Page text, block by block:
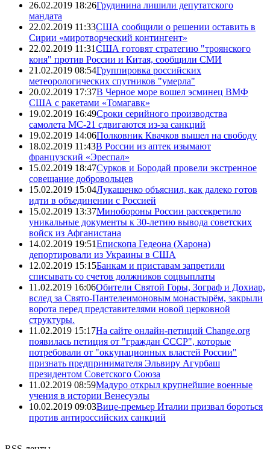
26.02.2019 18:26Грудинина лишили депутатского
мандата
22.02.2019 11:33США сообщили о решении оставить в
Сирии «миротворческий контингент»
22.02.2019 11:31США готовят стратегию "троянского
коня" против России и Китая, сообщили СМИ
21.02.2019 08:54Группировка российских
метеорологических спутников "умерла"
20.02.2019 17:37В Черное море вошел эсминец ВМФ
США с ракетами «Томагавк»
19.02.2019 16:49Сроки серийного производства
самолета МС-21 сдвигаются из-за санкций
19.02.2019 14:06Полковник Квачков вышел на свободу
18.02.2019 11:43В России из аптек изымают
французский «Эреспал»
15.02.2019 18:47Сурков и Бородай провели экстренное
совещание добровольцев
15.02.2019 15:04Лукашенко объяснил, как далеко готов
идти в объединении с Россией
15.02.2019 13:37Минобороны России рассекретило
уникальные документы к 30-летию вывода советских
войск из Афганистана
14.02.2019 19:51Епископа Гедеона (Харона)
депортировали из Украины в США
12.02.2019 15:15Банкам и приставам запретили
списывать со счетов должников соцвыплаты
11.02.2019 16:06Обители Святой Горы, Зограф и Дохиар,
вслед за Свято-Пантелеимоновым монастырём, закрыли
ворота перед представителями новой церковной
структуры.
11.02.2019 15:17На сайте онлайн-петиций Change.org
появилась петиция от "граждан СССР", которые
потребовали от "оккупационных властей России"
признать предпринимателя Эльвиру Агурбаш
президентом Советского Союза
11.02.2019 08:59Мадуро открыл крупнейшие военные
учения в истории Венесуэлы
10.02.2019 09:03Вице-премьер Италии призвал бороться
против антироссийских санкций